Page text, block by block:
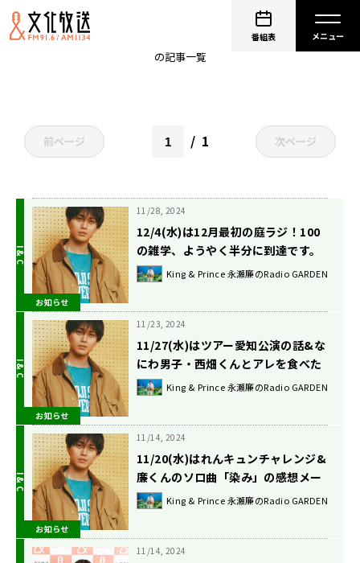
番組表
矢吹奈子のレコメン！
の記事一覧
前ページ 1 次ページ
お知らせ
11/28, 2024
12/4(水)は12月最初の庭ラジ！100
の雑学、ようやく半分に到達です。
King & Prince 永瀬廉のRadio GARDEN
お知らせ
11/23, 2024
11/27(水)はツアー愛知公演の話&な
にわ男子・西畑くんとアレを食べた
話！ King & Prince 永瀬廉のRadio GARDEN
お知らせ
11/14, 2024
11/20(水)はれんキュンチャレンジ&
廉くんのソロ曲「染み」の感想メー
ルのご紹介！
King & Prince 永瀬廉のRadio GARDEN
11/14, 2024